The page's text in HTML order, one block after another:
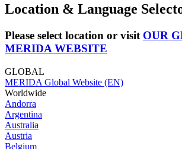
Location & Language
Please select location or visit OUR
MERIDA WEBSITE
GLOBAL
MERIDA Global Website (EN)
Worldwide
Andorra
Argentina
Australia
Austria
Belgium